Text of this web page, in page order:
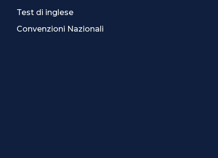
Test di inglese
Convenzioni Nazionali